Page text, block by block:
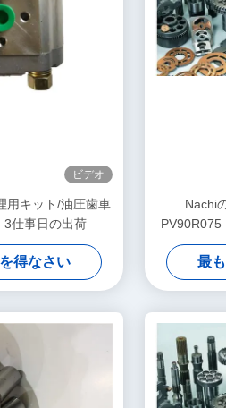
ビデオ
用キット/油圧歯車
3仕事日の出荷
得なさい
Nachi
PV90R075
最